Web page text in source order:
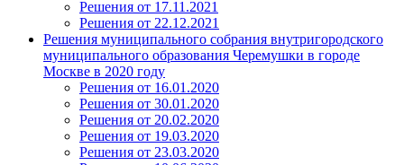
Решения от 17.11.2021
Решения от 22.12.2021
Решения муниципального собрания внутригородского
муниципального образования Черемушки в городе
Москве в 2020 году
Решения от 16.01.2020
Решения от 30.01.2020
Решения от 20.02.2020
Решения от 19.03.2020
Решения от 23.03.2020